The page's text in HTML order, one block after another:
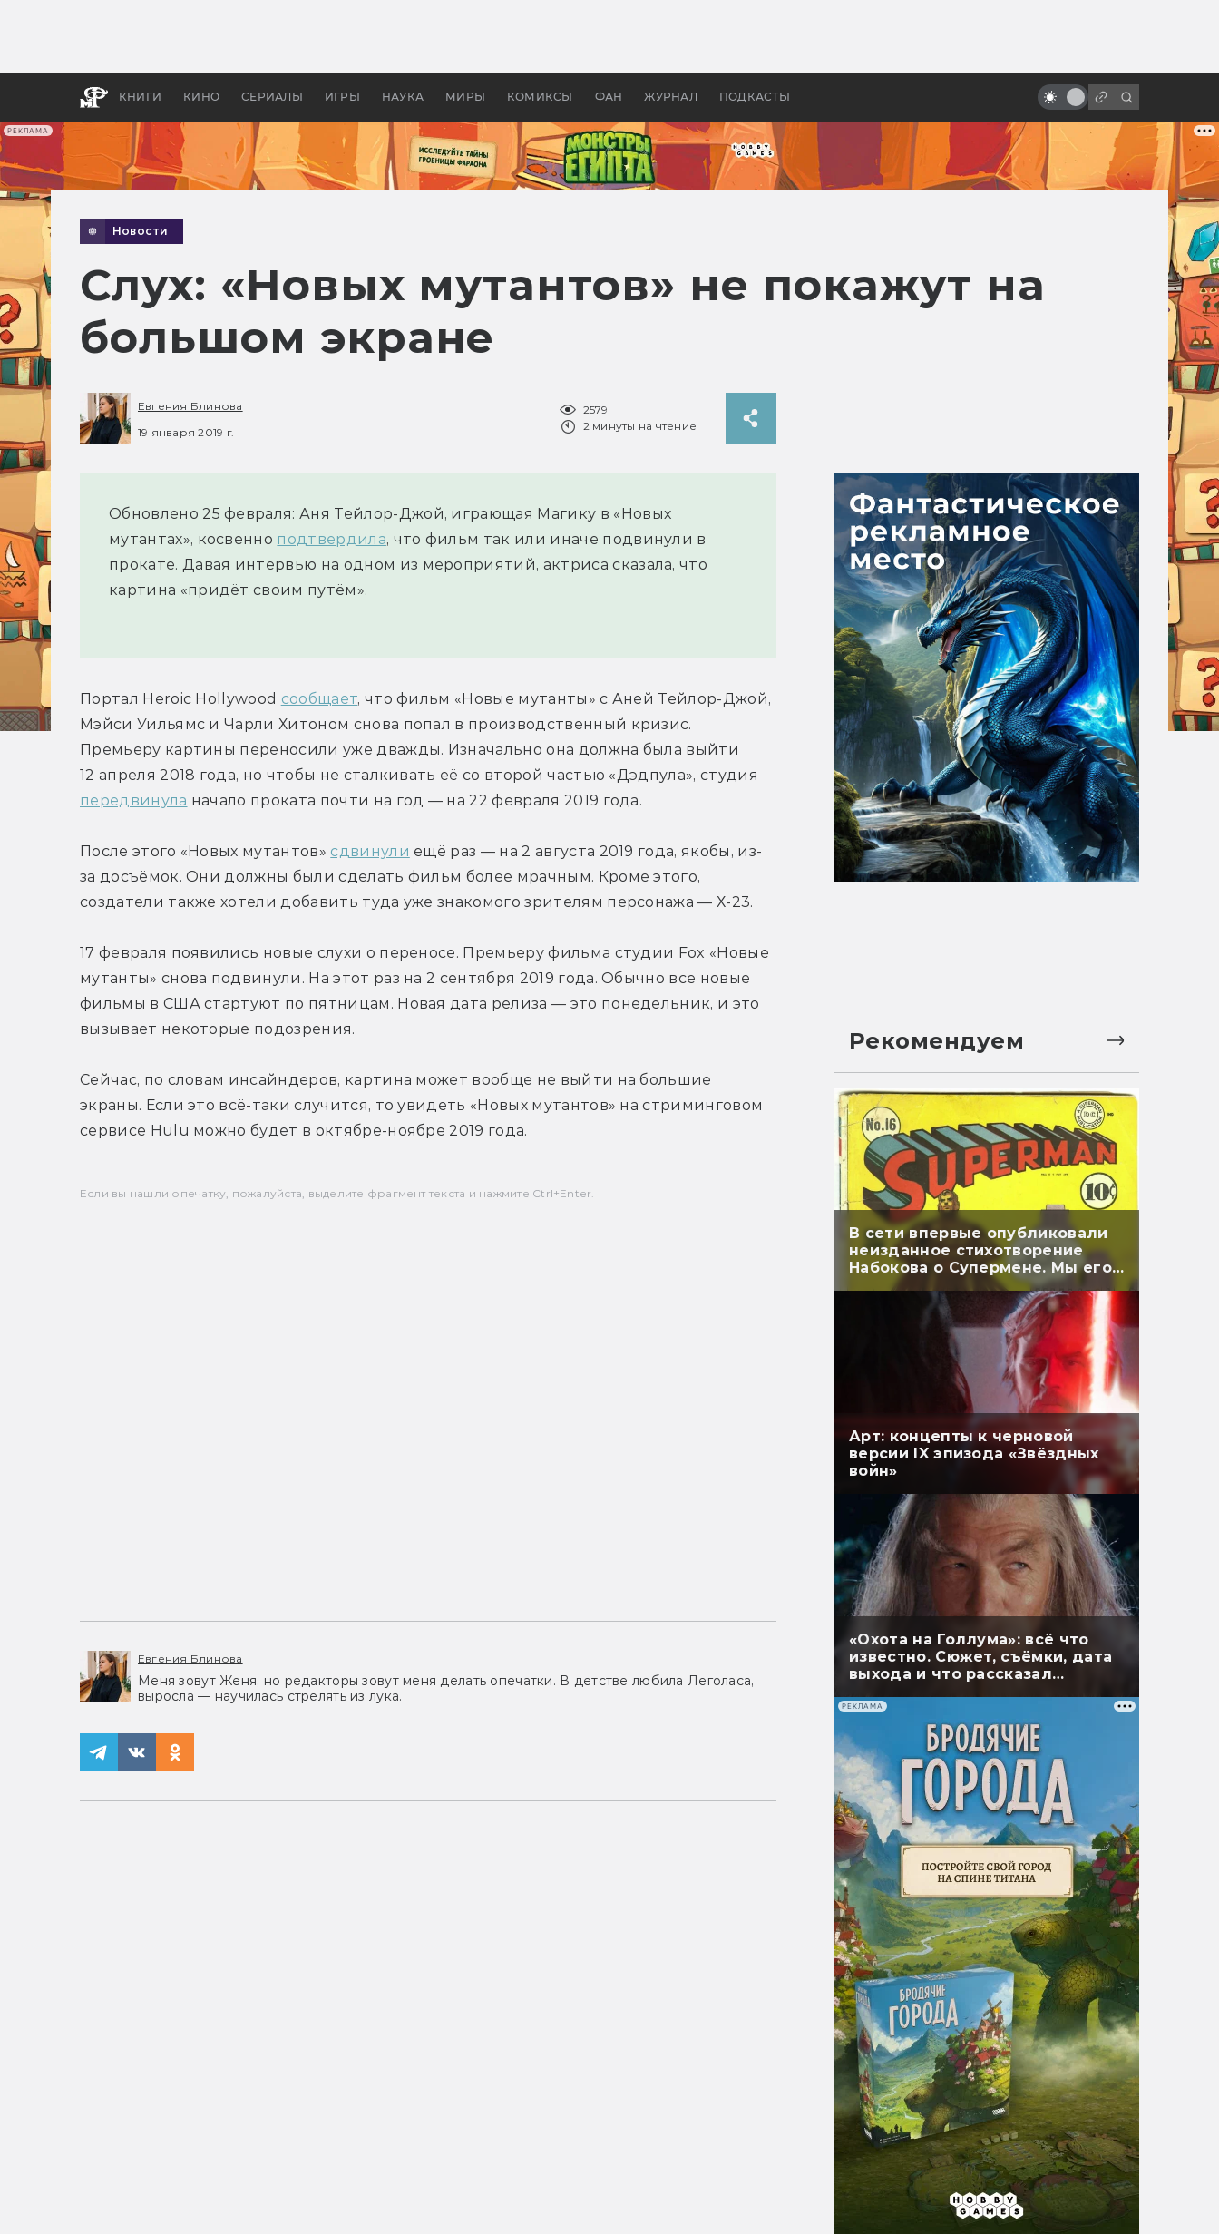
РЕКЛАМА
КНИГИ КИНО СЕРИАЛЫ ИГРЫ НАУКА МИРЫ КОМИКСЫ ФАН ЖУРНАЛ ПОДКАСТЫ
бы «Властелина колец»
Древней Грецией
катастрофа
Новости
Слух: «Новых мутантов» не покажут на
большом экране
Евгения Блинова
19 января 2019 г.
2579
2 минуты на чтение
Обновлено 25 февраля: Аня Тейлор-Джой, играющая Магику в «Новых
мутантах», косвенно подтвердила, что фильм так или иначе подвинули в
прокате. Давая интервью на одном из мероприятий, актриса сказала, что
картина «придёт своим путём».
Портал Heroic Hollywood сообщает, что фильм «Новые мутанты» с Аней Тейлор-Джой,
Мэйси Уильямс и Чарли Хитоном снова попал в производственный кризис.
Премьеру картины переносили уже дважды. Изначально она должна была выйти
передвинула начало проката почти на год — на 22 февраля 2019 года.
После этого «Новых мутантов» сдвинули ещё раз — на 2 августа 2019 года, якобы, из-
за досъёмок. Они должны были сделать фильм более мрачным. Кроме этого,
создатели также хотели добавить туда уже знакомого зрителям персонажа — Х-23.
17 февраля появились новые слухи о переносе. Премьеру фильма студии Fox «Новые
мутанты» снова подвинули. На этот раз на 2 сентября 2019 года. Обычно все новые
фильмы в США стартуют по пятницам. Новая дата релиза — это понедельник, и это
вызывает некоторые подозрения.
Сейчас, по словам инсайндеров, картина может вообще не выйти на большие
экраны. Если это всё-таки случится, то увидеть «Новых мутантов» на стриминговом
сервисе Hulu можно будет в октябре-ноябре 2019 года.
Если вы нашли опечатку, пожалуйста, выделите фрагмент текста и нажмите Ctrl+Enter.
Евгения Блинова
Меня зовут Женя, но редакторы зовут меня делать опечатки. В детстве любила Леголаса,
выросла — научилась стрелять из лука.
Рекомендуем
В сети впервые опубликовали
неизданное стихотворение
Набокова о Супермене. Мы его
перевели
Арт: концепты к черновой
версии IX эпизода «Звёздных
войн»
«Охота на Голлума»: всё что
известно. Сюжет, съёмки, дата
выхода и что рассказал
РЕКЛАМА